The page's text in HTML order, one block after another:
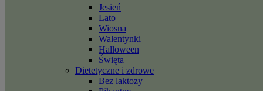
Jesień
Lato
Wiosna
Walentynki
Halloween
Święta
Dietetyczne i zdrowe
Bez laktozy